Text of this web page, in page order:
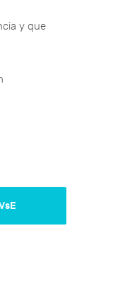
y que